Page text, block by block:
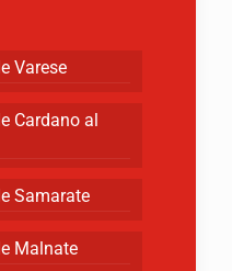
Varese
Cardano al
Samarate
Malnate